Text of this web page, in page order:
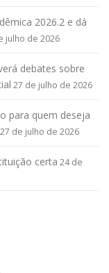
2026.2 e dá
julho de 2026
debates sobre
27 de julho de 2026
para quem deseja
27 de julho de 2026
certa 24 de